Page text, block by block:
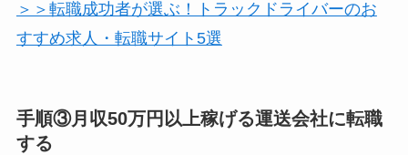
＞＞転職成功者が選ぶ！トラックドライバーのお
すすめ求人・転職サイト5選
手順③月収50万円以上稼げる運送会社に転職
する